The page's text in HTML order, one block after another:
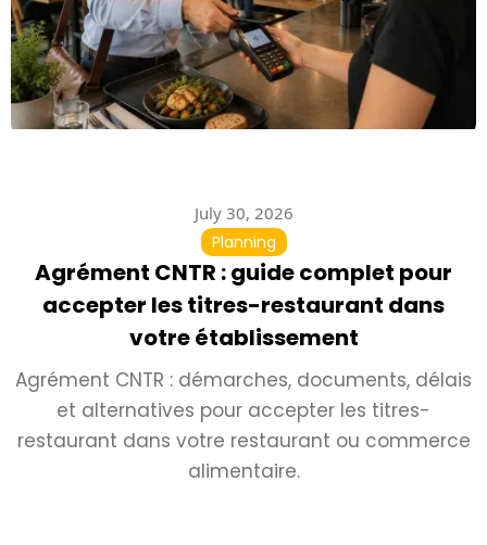
July 30, 2026
Planning
Agrément CNTR : guide complet pour
accepter les titres-restaurant dans
votre établissement
Agrément CNTR : démarches, documents, délais
et alternatives pour accepter les titres-
restaurant dans votre restaurant ou commerce
alimentaire.